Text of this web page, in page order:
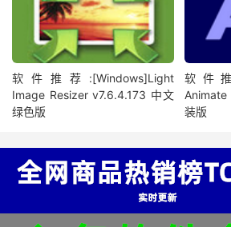
软件推荐:[Windows]Light
Image Resizer v7.6.4.173 中文
绿色版
软件推
装版